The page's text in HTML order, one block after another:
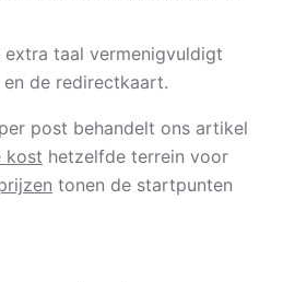
extra taal vermenigvuldigt
de redirectkaart.
post behandelt ons artikel
kost hetzelfde terrein voor
tonen de startpunten